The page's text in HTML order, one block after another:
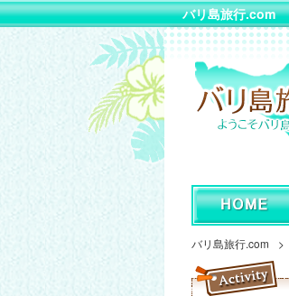
バリ島旅行.com
バリ島旅行.com